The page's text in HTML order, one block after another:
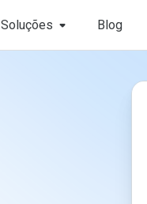
Soluções Blog